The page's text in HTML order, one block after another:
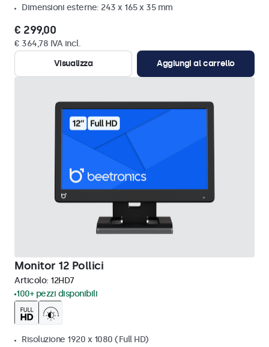
Dimensioni esterne: 243 x 165 x 35 mm
€ 299,00
€ 364,78 IVA incl.
Visualizza
Aggiungi al carrello
Monitor 12 Pollici
Articolo: 12HD7
100+ pezzi disponibili
Risoluzione 1920 x 1080 (Full HD)